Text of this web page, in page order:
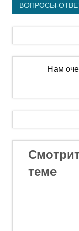
ВОПРОСЫ-
Нам
теме